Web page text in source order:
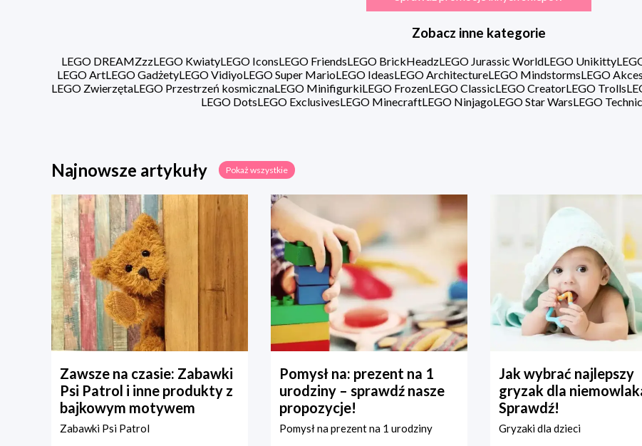
Zobacz inne kategorie
LEGO DREAMZzzLEGO KwiatyLEGO IconsLEGO FriendsLEGO BrickHeadzLEGO Jurassic WorldLEGO Unikitty
LEGO ArtLEGO GadżetyLEGO VidiyoLEGO Super MarioLEGO IdeasLEGO ArchitectureLEGO MindstormsLEGO
LEGO ZwierzętaLEGO Przestrzeń kosmicznaLEGO MinifigurkiLEGO FrozenLEGO ClassicLEGO CreatorLEGO Trolls
LEGO DotsLEGO ExclusivesLEGO MinecraftLEGO NinjagoLEGO Star WarsLEGO Technic
Najnowsze artykuły Pokaż wszystkie
Zawsze na czasie: Zabawki
Psi Patrol i inne produkty z
bajkowym motywem
Zabawki Psi Patrol
Pomysł na: prezent na 1
urodziny – sprawdź nasze
propozycje!
Pomysł na prezent na 1 urodziny
Jak wybrać najlepszy
gryzak dla
Sprawdź!
Gryzaki dla dzieci